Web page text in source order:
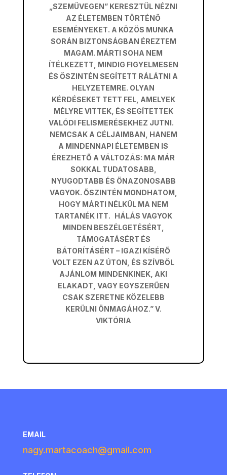
„SZEMÜVEGEN” KERESZTÜL NÉZNI
AZ ÉLETEMBEN TÖRTÉNŐ
ESEMÉNYEKET. A KÖZÖS MUNKA
SORÁN BIZTONSÁGBAN ÉREZTEM
MAGAM. MÁRTI SOHA NEM
ÍTÉLKEZETT, MINDIG FIGYELMESEN
ÉS ŐSZINTÉN SEGÍTETT RÁLÁTNI A
HELYZETEMRE. OLYAN
KÉRDÉSEKET TETT FEL, AMELYEK
MÉLYRE VITTEK, ÉS SEGÍTETTEK
VALÓDI FELISMERÉSEKHEZ JUTNI.
NEMCSAK A CÉLJAIMBAN, HANEM
A MINDENNAPI ÉLETEMBEN IS
ÉREZHETŐ A VÁLTOZÁS: MA MÁR
SOKKAL TUDATOSABB,
NYUGODTABB ÉS ÖNAZONOSABB
VAGYOK. ŐSZINTÉN MONDHATOM,
HOGY MÁRTI NÉLKÜL MA NEM
TARTANÉK ITT. HÁLÁS VAGYOK
MINDEN BESZÉLGETÉSÉRT,
TÁMOGATÁSÉRT ÉS
BÁTORÍTÁSÉRT – IGAZI KÍSÉRŐ
VOLT EZEN AZ ÚTON, ÉS SZÍVBŐL
AJÁNLOM MINDENKINEK, AKI
ELAKADT, VAGY EGYSZERŰEN
CSAK SZERETNE KÖZELEBB
KERÜLNI ÖNMAGÁHOZ.” V.
VIKTÓRIA
EMAIL
nagy.martacoach@gmail.com